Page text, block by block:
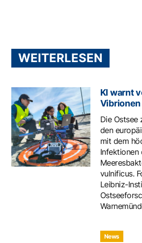
WEITERLESEN
KI warnt
Vibrionen
Die Ostsee
den
mit dem
Infektionen
vulnificus.
Leibniz-
News